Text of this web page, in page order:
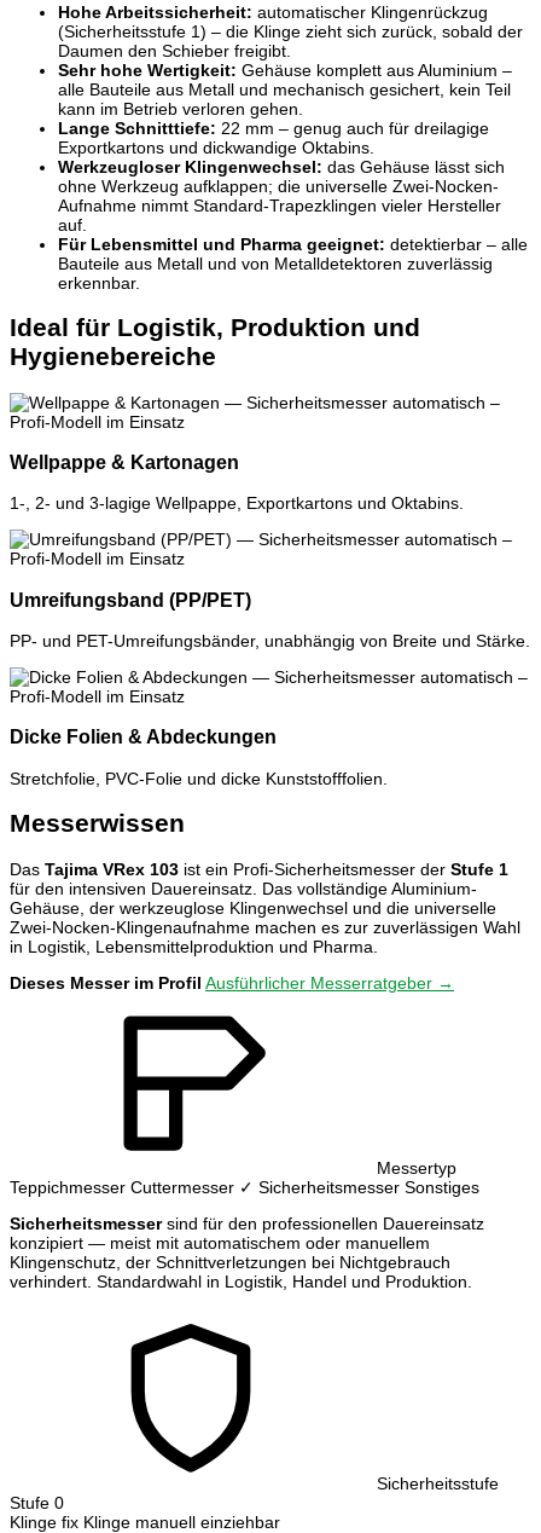
Hohe Arbeitssicherheit: automatischer Klingenrückzug
(Sicherheitsstufe 1) – die Klinge zieht sich zurück, sobald der
Daumen den Schieber freigibt.
Sehr hohe Wertigkeit: Gehäuse komplett aus Aluminium –
alle Bauteile aus Metall und mechanisch gesichert, kein Teil
kann im Betrieb verloren gehen.
Lange Schnitttiefe: 22 mm – genug auch für dreilagige
Exportkartons und dickwandige Oktabins.
Werkzeugloser Klingenwechsel: das Gehäuse lässt sich
ohne Werkzeug aufklappen; die universelle Zwei-Nocken-
Aufnahme nimmt Standard-Trapezklingen vieler Hersteller
auf.
Für Lebensmittel und Pharma geeignet: detektierbar – alle
Bauteile aus Metall und von Metalldetektoren zuverlässig
erkennbar.
Ideal für Logistik, Produktion und
Hygienebereiche
Wellpappe & Kartonagen
1-, 2- und 3-lagige Wellpappe, Exportkartons und Oktabins.
Umreifungsband (PP/PET)
PP- und PET-Umreifungsbänder, unabhängig von Breite und Stärke.
Dicke Folien & Abdeckungen
Stretchfolie, PVC-Folie und dicke Kunststofffolien.
Messerwissen
Das Tajima VRex 103 ist ein Profi-Sicherheitsmesser der Stufe 1
für den intensiven Dauereinsatz. Das vollständige Aluminium-
Gehäuse, der werkzeuglose Klingenwechsel und die universelle
Zwei-Nocken-Klingenaufnahme machen es zur zuverlässigen Wahl
in Logistik, Lebensmittelproduktion und Pharma.
Dieses Messer im Profil Ausführlicher Messerratgeber →
Messertyp
Teppichmesser Cuttermesser ✓ Sicherheitsmesser Sonstiges
Sicherheitsmessersind für den professionellen Dauereinsatz
konzipiert — meist mit automatischem oder manuellem
Klingenschutz, der Schnittverletzungen bei Nichtgebrauch
verhindert. Standardwahl in Logistik, Handel und Produktion.
Sicherheitsstufe
Stufe 0
Klinge fix Klinge manuell einziehbar